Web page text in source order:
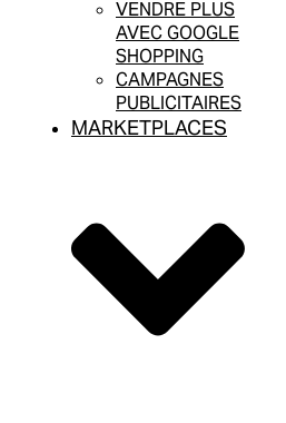
VENDRE PLUS
AVEC GOOGLE
SHOPPING
CAMPAGNES
PUBLICITAIRES
MARKETPLACES